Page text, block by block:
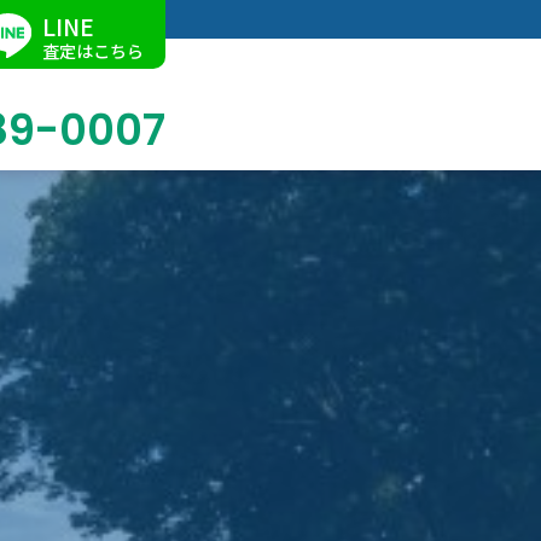
ログ
Facebook
軸買取
磁器・陶器買取
術品・古美術品買取
舗での買取
事買取
古屋店
人情報
LINE
査定はこちら
0007